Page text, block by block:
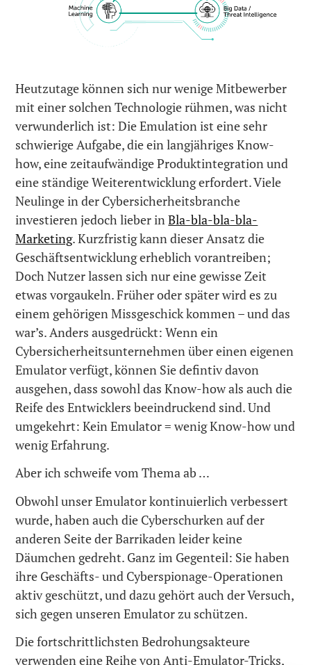
Heutzutage können sich nur wenige Mitbewerber
mit einer solchen Technologie rühmen, was nicht
verwunderlich ist: Die Emulation ist eine sehr
schwierige Aufgabe, die ein langjähriges Know-
how, eine zeitaufwändige Produktintegration und
eine ständige Weiterentwicklung erfordert. Viele
Neulinge in der Cybersicherheitsbranche
investieren jedoch lieber inBla-bla-bla-bla-
Marketing. Kurzfristig kann dieser Ansatz die
Geschäftsentwicklung erheblich vorantreiben;
Doch Nutzer lassen sich nur eine gewisse Zeit
etwas vorgaukeln. Früher oder später wird es zu
einem gehörigen Missgeschick kommen – und das
war’s. Anders ausgedrückt: Wenn ein
Cybersicherheitsunternehmen über einen eigenen
Emulator verfügt, können Sie defintiv davon
ausgehen, dass sowohl das Know-how als auch die
Reife des Entwicklers beeindruckend sind. Und
umgekehrt: Kein Emulator = wenig Know-how und
wenig Erfahrung.
Aber ich schweife vom Thema ab …
Obwohl unser Emulator kontinuierlich verbessert
wurde, haben auch die Cyberschurken auf der
anderen Seite der Barrikaden leider keine
Däumchen gedreht. Ganz im Gegenteil: Sie haben
ihre Geschäfts- und Cyberspionage-Operationen
aktiv geschützt, und dazu gehört auch der Versuch,
sich gegen unseren Emulator zu schützen.
Die fortschrittlichsten Bedrohungsakteure
verwenden eine Reihe von Anti-Emulator-Tricks,